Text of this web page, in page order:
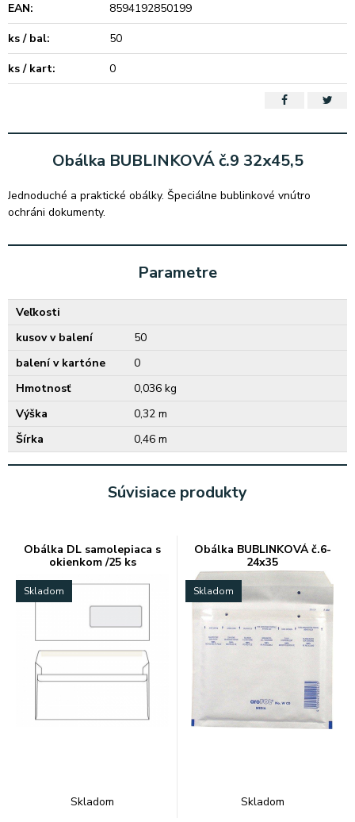
EAN:
8594192850199
ks / bal:
50
ks / kart:
0
Obálka BUBLINKOVÁ č.9 32x45,5
Jednoduché a praktické obálky. Špeciálne bublinkové vnútro
ochráni dokumenty.
Parametre
Veľkosti
kusov v balení
50
balení v kartóne
0
Hmotnosť
0,036 kg
Výška
0,32 m
Šírka
0,46 m
Súvisiace produkty
Obálka DL samolepiaca s
okienkom /25 ks
Skladom
Skladom
Obálka BUBLINKOVÁ č.6-
24x35
Skladom
Skladom